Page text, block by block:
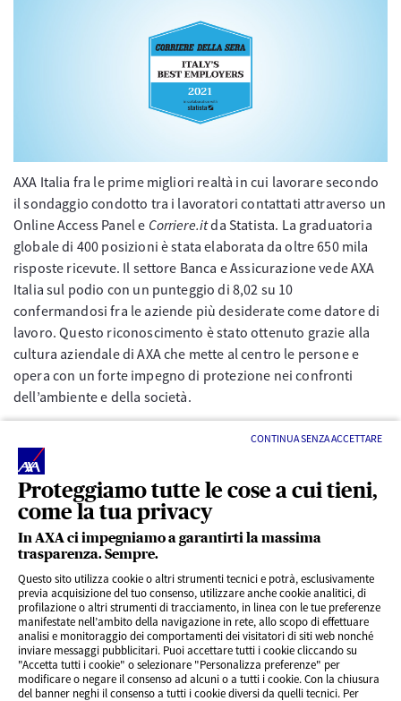
Proteggiamo tutte le cose a cui tieni,
come la tua privacy
In AXA ci impegniamo a garantirti la massima
trasparenza. Sempre.
Questo sito utilizza cookie o altri strumenti tecnici e potrà, esclusivamente
previa acquisizione del tuo consenso, utilizzare anche cookie analitici, di
profilazione o altri strumenti di tracciamento, in linea con le tue preferenze
manifestate nell’ambito della navigazione in rete, allo scopo di effettuare
analisi e monitoraggio dei comportamenti dei visitatori di siti web nonché
inviare messaggi pubblicitari. Puoi accettare tutti i cookie cliccando su
"Accetta tutti i cookie" o selezionare "Personalizza preferenze" per
modificare o negare il consenso ad alcuni o a tutti i cookie. Con la chiusura
del banner neghi il consenso a tutti i cookie diversi da quelli tecnici. Per
CONTINUA SENZA ACCETTARE
AXA Italia fra le prime migliori realtà in cui lavorare secondo
il sondaggio condotto tra i lavoratori contattati attraverso un
Online Access Panel e Corriere.itda Statista. La graduatoria
globale di 400 posizioni è stata elaborata da oltre 650 mila
risposte ricevute. Il settore Banca e Assicurazione vede AXA
Italia sul podio con un punteggio di 8,02 su 10
confermandosi fra le aziende più desiderate come datore di
lavoro. Questo riconoscimento è stato ottenuto grazie alla
cultura aziendale di AXA che mette al centro le persone e
opera con un forte impegno di protezione nei confronti
dell’ambiente e della società.
CONTENUTI INTERESSANTI
BLOG